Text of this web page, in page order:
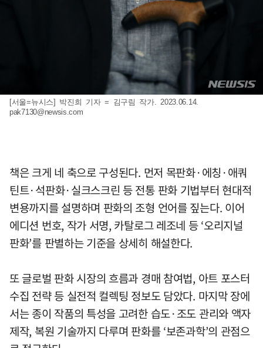
[서울=뉴시스] 박진희 기자 = 김구림 작가. 2023.06.14.
pak7130@newsis.com
책은 크게 네 축으로 구성된다. 먼저 목판화·에칭·애쿼
틴트·석판화·실크스크린 등 전통 판화 기법부터 현대적
변용까지를 설명하며 판화의 조형 언어를 짚는다. 이어
에디션 번호, 작가 서명, 카탈로그 레조네 등 ‘오리지널
판화’를 판별하는 기준을 상세히 해설한다.
또 글로벌 판화 시장의 흐름과 경매 참여법, 아트 포스터
수집 전략 등 실전적 컬렉팅 정보도 담았다. 마지막 장에
서는 종이 작품의 특성을 고려한 습도·조도 관리와 액자
제작, 복원 기술까지 다루며 판화를 ‘보존과학’의 관점으